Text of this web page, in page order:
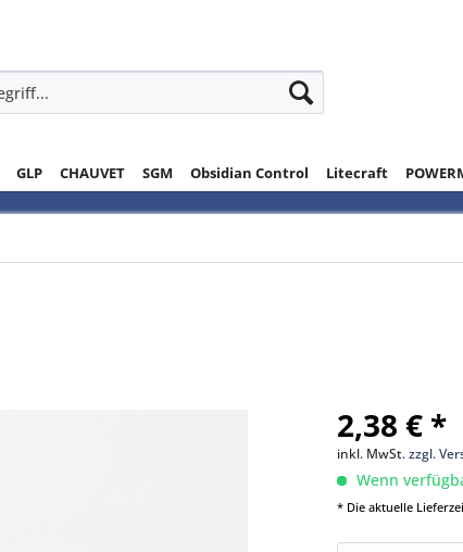
GLP CHAUVET SGM Obsidian Control Litecraft
2,38 € *
inkl. MwSt.zzgl.
Wenn
* Die aktuelle